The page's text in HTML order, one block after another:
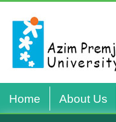
Home About Us